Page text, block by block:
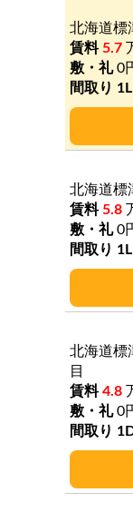
北海道標
5.7
0
北海道標
5.8
0
北海道標
目
4.8
0